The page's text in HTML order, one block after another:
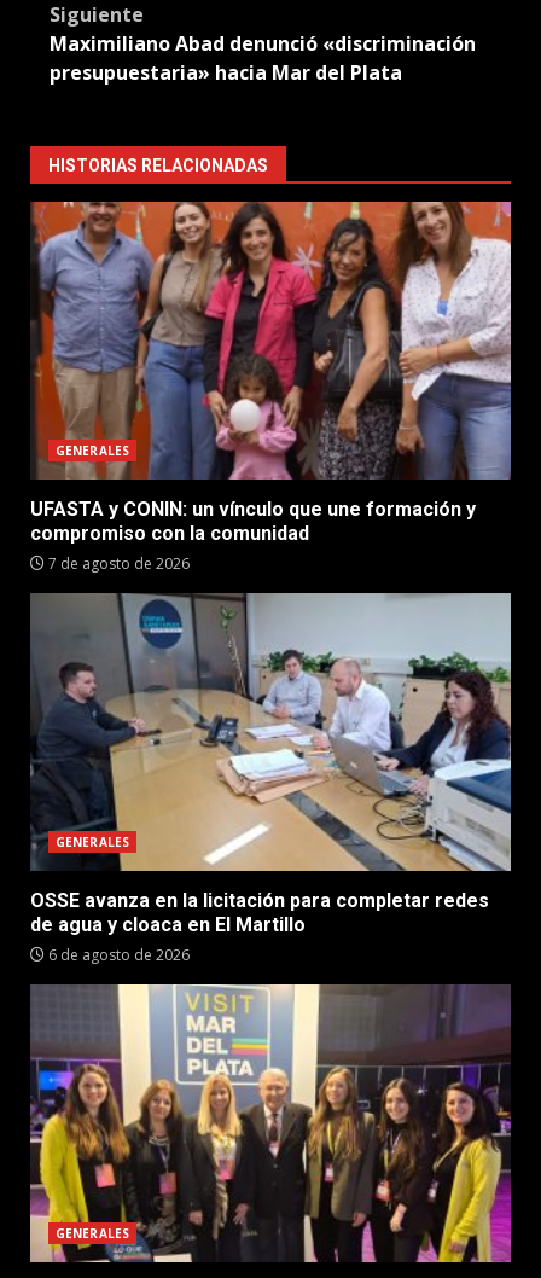
Siguiente
Maximiliano Abad denunció «discriminación
presupuestaria» hacia Mar del Plata
HISTORIAS RELACIONADAS
GENERALES
UFASTA y CONIN: un vínculo que une formación y
compromiso con la comunidad
7 de agosto de 2026
GENERALES
OSSE avanza en la licitación para completar redes
de agua y cloaca en El Martillo
6 de agosto de 2026
GENERALES